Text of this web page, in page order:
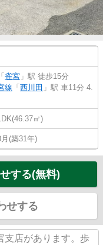
「 雀宮 」駅 徒歩15分
線 「 西川田 」駅 車11分 4.
㎡)
(築31年)
する(無料)
せする
支店があります。歩